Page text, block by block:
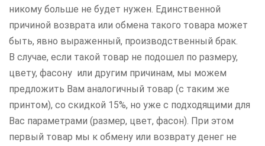
никому больше не будет нужен. Единственной
причиной возврата или обмена такого товара может
быть, явно выраженный, производственный брак.
В случае, если такой товар не подошел по размеру,
цвету, фасону или другим причинам, мы можем
предложить Вам аналогичный товар (с таким же
принтом), со скидкой 15%, но уже с подходящими для
Вас параметрами (размер, цвет, фасон). При этом
первый товар мы к обмену или возврату денег не